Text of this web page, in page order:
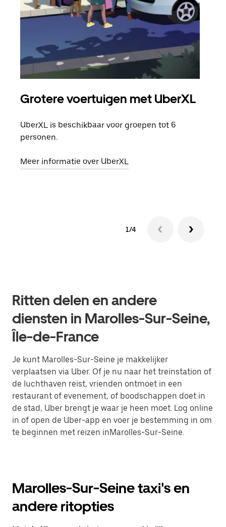
Grotere voertuigen met UberXL
UberXL is beschikbaar voor groepen tot 6
personen.
Meer informatie over UberXL
1/4
Ritten delen en andere
diensten in Marolles-Sur-Seine,
Île-de-France
Je kunt Marolles-Sur-Seine je makkelijker
verplaatsen via Uber. Of je nu naar het treinstation of
de luchthaven reist, vrienden ontmoet in een
restaurant of evenement, of boodschappen doet in
de stad, Uber brengt je waar je heen moet. Log online
in of open de Uber-app en voer je bestemming in om
te beginnen met reizen inMarolles-Sur-Seine.
Marolles-Sur-Seine taxi's en
andere ritopties